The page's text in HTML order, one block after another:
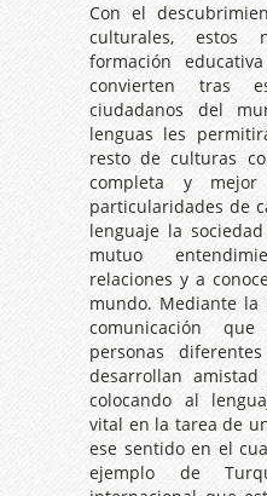
Con el
culturales, estos
formación
convierten tras
ciudadanos del
lenguas les
resto de culturas
completa y
particularidades de
lenguaje la
mutuo
relaciones y a
mundo. Mediante
comunicación
personas
desarrollan amistad
colocando al
vital en la tarea de
ese sentido en el
ejemplo de